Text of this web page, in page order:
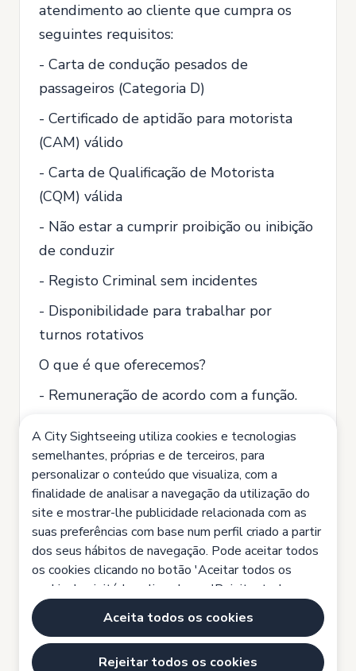
atendimento ao cliente que cumpra os
seguintes requisitos:
- Carta de condução pesados de
passageiros (Categoria D)
- Certificado de aptidão para motorista
(CAM) válido
- Carta de Qualificação de Motorista
(CQM) válida
- Não estar a cumprir proibição ou inibição
de conduzir
- Registo Criminal sem incidentes
- Disponibilidade para trabalhar por
turnos rotativos
O que é que oferecemos?
- Remuneração de acordo com a função.
- Turnos rotativos (manhã - tarde) com 2
dias de folgac.
- Contrato de 1 ano, renovável
Se estiver interessado, não hesite em
enviar-nos o seu CV apessoas@city-
sightseeing.pt
Na City Sightseeing, estamos
comprometidos com a igualdade de
oportunidades.
A City Sightseeing utiliza cookies e tecnologias
semelhantes, próprias e de terceiros, para
personalizar o conteúdo que visualiza, com a
finalidade de analisar a navegação da utilização do
site e mostrar-lhe publicidade relacionada com as
suas preferências com base num perfil criado a partir
dos seus hábitos de navegação. Pode aceitar todos
os cookies clicando no botão 'Aceitar todos os
cookies', rejeitá-los clicando em 'Rejeitar todos os
cookies' ou configurá-los clicando em 'Definições de
cookies'.
Política de cookies
Aceita todos os cookies
Rejeitar todos os cookies